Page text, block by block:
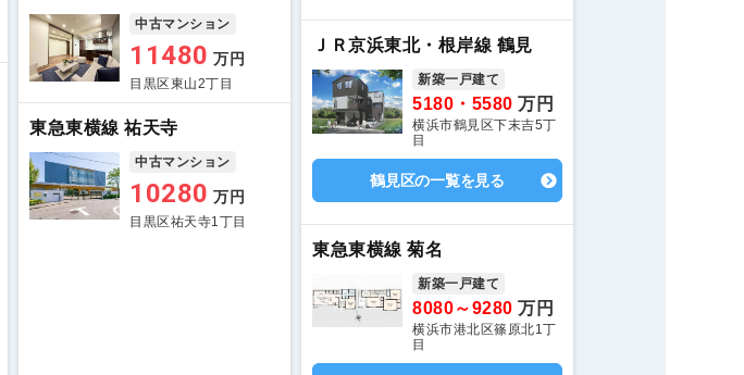
中古マンション
11480 万円
目黒区東山2丁目
東急東横線 祐天寺
中古マンション
10280 万円
目黒区祐天寺1丁目
ＪＲ京浜東北・根岸線 鶴見
新築一戸建て
5180・5580 万円
横浜市鶴見区下末吉5丁
目
鶴見区の一覧を見る
東急東横線 菊名
新築一戸建て
8080～9280 万円
横浜市港北区篠原北1丁
目